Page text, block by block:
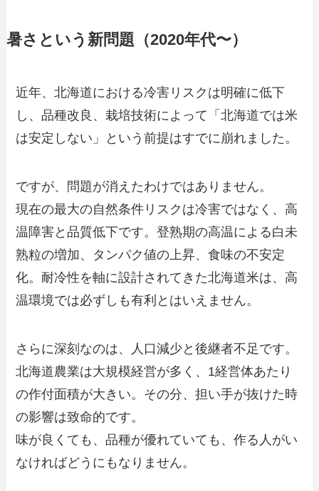
暑さという新問題（2020年代〜）
近年、北海道における冷害リスクは明確に低下
し、品種改良、栽培技術によって「北海道では米
は安定しない」という前提はすでに崩れました。
ですが、問題が消えたわけではありません。
現在の最大の自然条件リスクは冷害ではなく、高
温障害と品質低下です。登熟期の高温による白未
熟粒の増加、タンパク値の上昇、食味の不安定
化。耐冷性を軸に設計されてきた北海道米は、高
温環境では必ずしも有利とはいえません。
さらに深刻なのは、人口減少と後継者不足です。
北海道農業は大規模経営が多く、1経営体あたり
の作付面積が大きい。その分、担い手が抜けた時
の影響は致命的です。
味が良くても、品種が優れていても、作る人がい
なければどうにもなりません。